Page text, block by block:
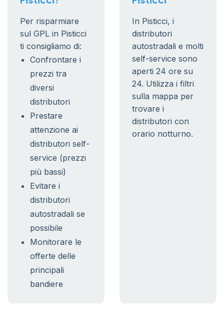
Per risparmiare
sul GPL in Pisticci
ti consigliamo di:
Confrontare i
prezzi tra
diversi
distributori
Prestare
attenzione ai
distributori self-
service (prezzi
più bassi)
Evitare i
distributori
autostradali se
possibile
Monitorare le
offerte delle
principali
bandiere
In Pisticci, i
distributori
autostradali e molti
self-service sono
aperti 24 ore su
24. Utilizza i filtri
sulla mappa per
trovare i
distributori con
orario notturno.